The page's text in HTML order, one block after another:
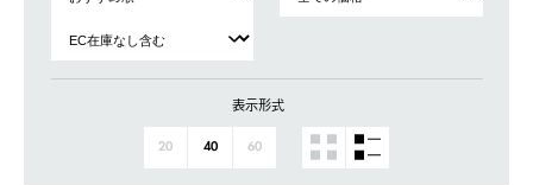
表示形式
20 40 60